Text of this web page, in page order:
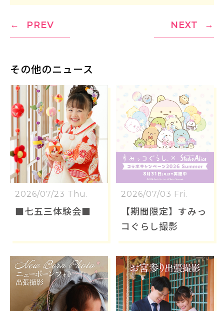
PREV NEXT
その他のニュース
2026/07/23 Thu.
■七五三体験会■
2026/07/03 Fri.
【期間限定】すみっ
コぐらし撮影